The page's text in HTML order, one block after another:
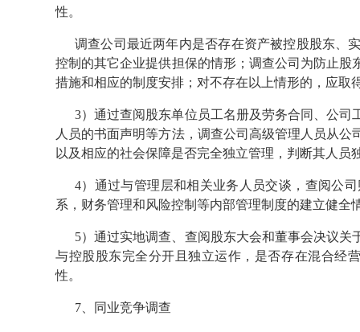
性。
调查公司最近两年内是否存在资产被控股股东、
控制的其它企业提供担保的情形；调查公司为防止
措施和相应的制度安排；对不存在以上情形的，应
3）通过查阅股东单位员工名册及劳务合同、公
人员的书面声明等方法，调查公司高级管理人员从
以及相应的社会保障是否完全独立管理，判断其人员
4）通过与管理层和相关业务人员交谈，查阅公
系，财务管理和风险控制等内部管理制度的建立健全
5）通过实地调查、查阅股东大会和董事会决议
与控股股东完全分开且独立运作，是否存在混合经
性。
7、同业竞争调查